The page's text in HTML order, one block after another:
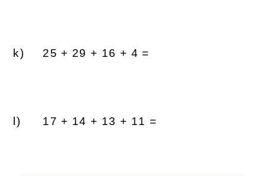
25 + 29 + 16 + 4 =
17 + 14 + 13 + 11 =